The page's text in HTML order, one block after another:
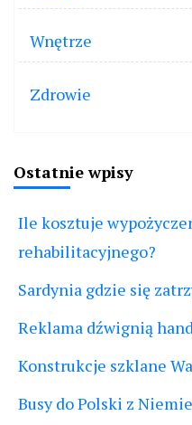
Wnętrze
Zdrowie
Ostatnie wpisy
Ile kosztuje
rehabilitacyjnego?
Sardynia gdzie się
Reklama dźwignią
Konstrukcje szklane
Busy do Polski z